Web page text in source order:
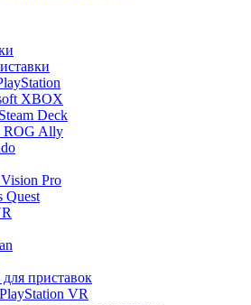
XBOX
Deck
ROG Ally
Pro
Quest
приставок
VR